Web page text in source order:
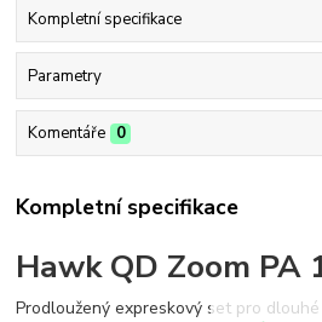
Kompletní specifikace
Parametry
Komentáře 0
Kompletní specifikace
Hawk QD Zoom PA
Prodloužený expreskový set pro